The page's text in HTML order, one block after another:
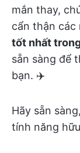
mắn thay,
cẩn thận các
tốt nhất
sẵn sàng để
bạn. ✈️
Hãy sẵn
tính năng